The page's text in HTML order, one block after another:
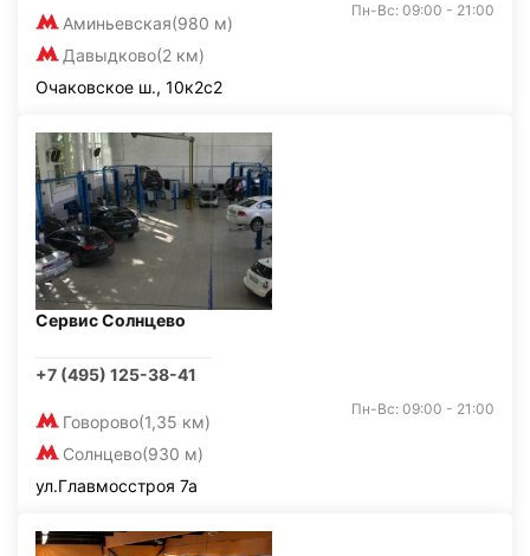
Аминьевская(980 м)
Давыдково(2 км)
Пн-Вс: 09:00 - 21:00
Очаковское ш., 10к2с2
Сервис Солнцево
+7 (495) 125-38-41
Говорово(1,35 км)
Солнцево(930 м)
Пн-Вс: 09:00 - 21:00
ул.Главмосстроя 7а